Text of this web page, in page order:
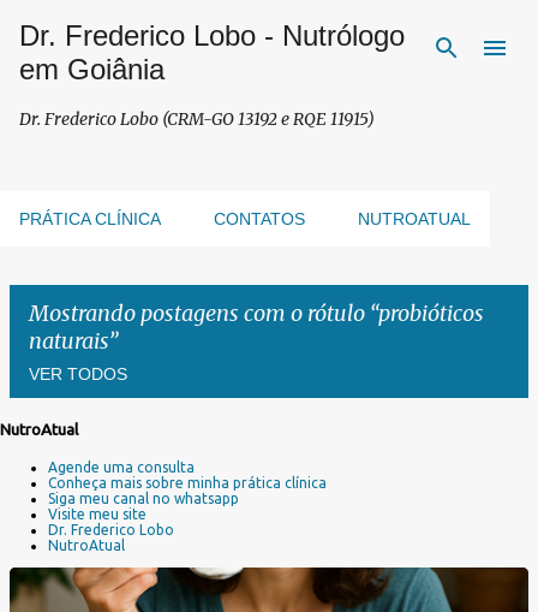
Pular para o conteúdo principal
Dr. Frederico Lobo - Nutrólogo
em Goiânia
Dr. Frederico Lobo (CRM-GO 13192 e RQE 11915)
PRÁTICA CLÍNICA CONTATOS NUTROATUAL
Mostrando postagens com o rótulo probióticos
naturais
VER TODOS
g
e
NutroAtual
Agende uma consulta
Conheça mais sobre minha prática clínica
Siga meu canal no whatsapp
Visite meu site
Dr. Frederico Lobo
NutroAtual